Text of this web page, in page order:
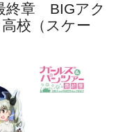
終章 BIGアク
校（スケー